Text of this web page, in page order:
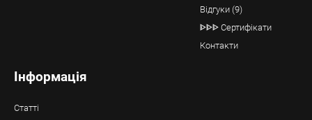
Відгуки (9)
ᐈᐈᐈ Сертифікати
Контакти
Інформація
Статті